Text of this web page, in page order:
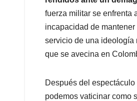
fuerza militar se enfrenta
incapacidad de
servicio de una ideología
que se avecina en
Después del
podemos vaticinar como